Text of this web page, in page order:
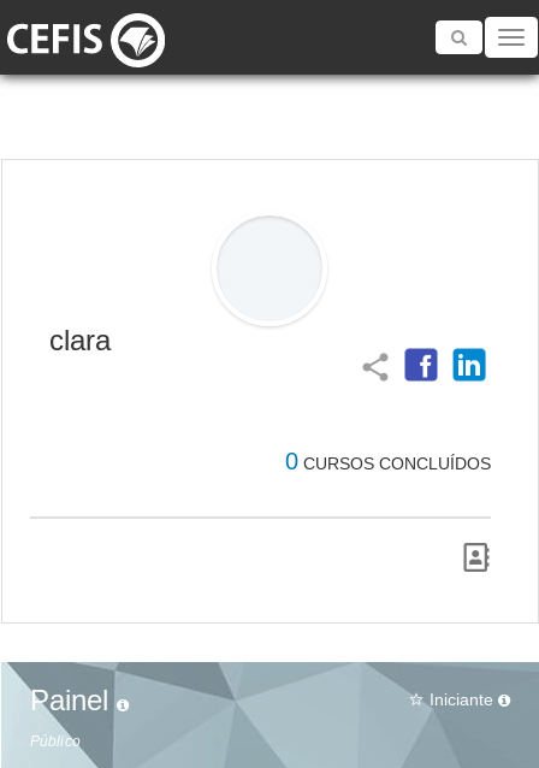
Toggle
clara
share
0 CURSOS CONCLUÍDOS
Painel
Público
star_border Iniciante